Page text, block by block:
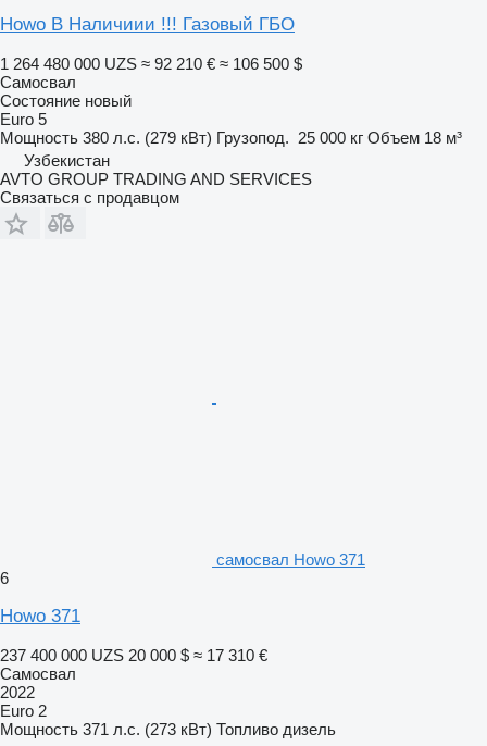
Howo В Наличиии !!! Газовый ГБО
1 264 480 000 UZS ≈ 92 210 € ≈ 106 500 $
Самосвал
Состояние новый
Euro 5
Мощность 380 л.с. (279 кВт) Грузопод. 25 000 кг Объем 18 м³
Узбекистан
AVTO GROUP TRADING AND SERVICES
Связаться с продавцом
самосвал Howo 371
6
Howo 371
237 400 000 UZS 20 000 $ ≈ 17 310 €
Самосвал
2022
Euro 2
Мощность 371 л.с. (273 кВт) Топливо дизель